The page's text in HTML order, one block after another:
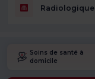
Radiologique
Soins de santé à
domicile